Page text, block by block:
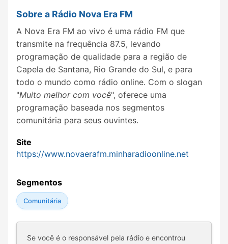
Sobre a Rádio Nova Era FM
A Nova Era FM ao vivo é uma rádio FM que
transmite na frequência 87.5, levando
programação de qualidade para a região de
Capela de Santana, Rio Grande do Sul, e para
todo o mundo como rádio online. Com o slogan
"Muito melhor com você", oferece uma
programação baseada nos segmentos
comunitária para seus ouvintes.
Site
https://www.novaerafm.minharadioonline.net
Segmentos
Comunitária
Se você é o responsável pela rádio e encontrou